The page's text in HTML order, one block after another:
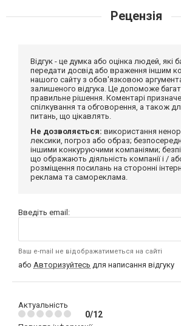
Рецензія
Відгук - це думка або оцінка людей, які
передати досвід або враження іншим
нашого сайту з обов'язковою
залишеного відгука. Це допоможе
правильне рішення. Коментарі
спілкування та обговорення, а також
питань, що цікавлять.
Не дозволяється: використання
лексики, погроз або образ;
іншими конкуруючими компаніями;
що ображають діяльність компанії і /
розміщення посилань на сторонні
реклама та самореклама.
Введіть email:
Ваш e-mail не відображатиметься на сайті
або Авторизуйтесь для написання відгуку
Актуальність
0/12